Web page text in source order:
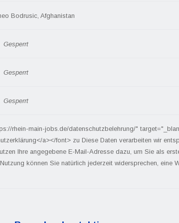
Bodrusic, Afghanistan
Gesperrt
Gesperrt
Gesperrt
rhein-main-jobs.de/datenschutzbelehrung/"
a></font> zu Diese Daten verarbeiten wir
Ihre angegebene E-Mail-Adresse dazu, um Sie als
können Sie natürlich jederzeit widersprechen, eine